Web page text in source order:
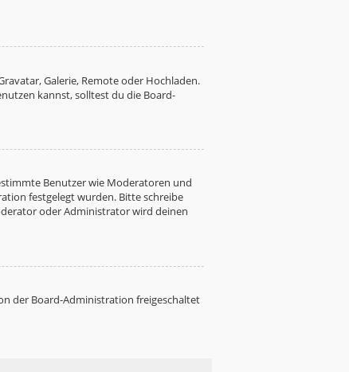
Galerie, Remote oder Hochladen.
kannst, solltest du die Board-
Benutzer wie Moderatoren und
festgelegt wurden. Bitte schreibe
oder Administrator wird deinen
der Board-Administration freigeschaltet